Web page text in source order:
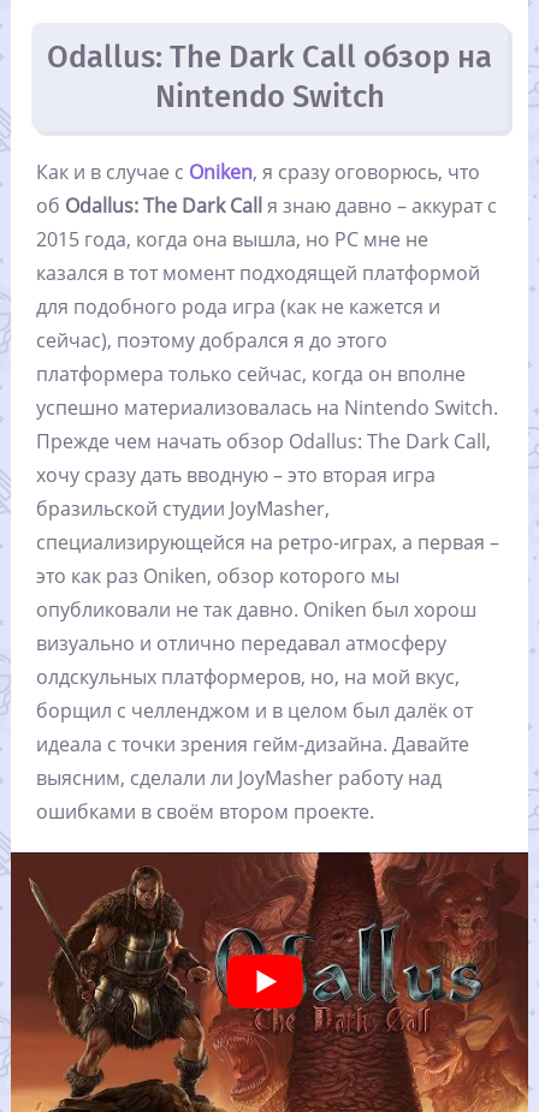
Odallus: The Dark Call обзор на
Nintendo Switch
Как и в случае с Oniken, я сразу оговорюсь, что
об Odallus: The Dark Call я знаю давно – аккурат с
2015 года, когда она вышла, но PC мне не
казался в тот момент подходящей платформой
для подобного рода игра (как не кажется и
сейчас), поэтому добрался я до этого
платформера только сейчас, когда он вполне
успешно материализовалась на Nintendo Switch.
Прежде чем начать обзор Odallus: The Dark Call,
хочу сразу дать вводную – это вторая игра
бразильской студии JoyMasher,
специализирующейся на ретро-играх, а первая –
это как раз Oniken, обзор которого мы
опубликовали не так давно. Oniken был хорош
визуально и отлично передавал атмосферу
олдскульных платформеров, но, на мой вкус,
борщил с челленджом и в целом был далёк от
идеала с точки зрения гейм-дизайна. Давайте
выясним, сделали ли JoyMasher работу над
ошибками в своём втором проекте.